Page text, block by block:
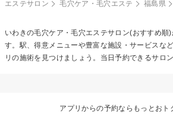
エステサロン 毛穴ケア・毛穴エステ 福島県
いわきの毛穴ケア・毛穴エステサロン(おすすめ順
す。駅、得意メニューや豊富な施設・サービスな
リの施術を見つけましょう。当日予約できるサロン
アプリからの予約ならもっとおト